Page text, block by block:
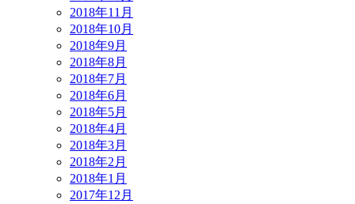
2018年11月
2018年10月
2018年9月
2018年8月
2018年7月
2018年6月
2018年5月
2018年4月
2018年3月
2018年2月
2018年1月
2017年12月